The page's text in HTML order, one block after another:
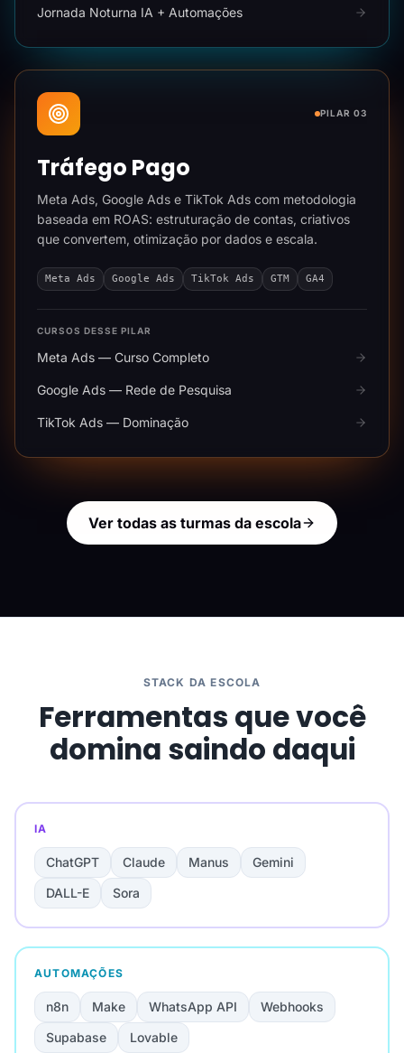
Jornada Noturna IA + Automações
PILAR 03
Tráfego Pago
Meta Ads, Google Ads e TikTok Ads com metodologia
baseada em ROAS: estruturação de contas, criativos
que convertem, otimização por dados e escala.
Meta Ads Google Ads TikTok Ads GTM GA4
CURSOS DESSE PILAR
Meta Ads — Curso Completo
Google Ads — Rede de Pesquisa
TikTok Ads — Dominação
Ver todas as turmas da escola
STACK DA ESCOLA
Ferramentas que você
domina saindo daqui
IA
ChatGPT Claude Manus
Gemini
DALL-E
Sora
AUTOMAÇÕES
n8n Make WhatsApp API
Webhooks
Supabase
Lovable